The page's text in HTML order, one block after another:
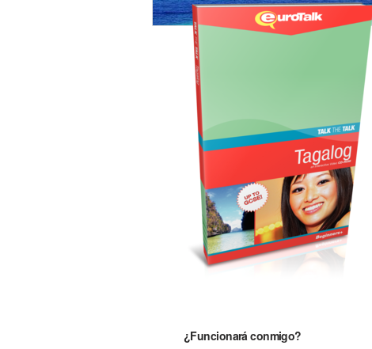
¿Funcionará conmigo?